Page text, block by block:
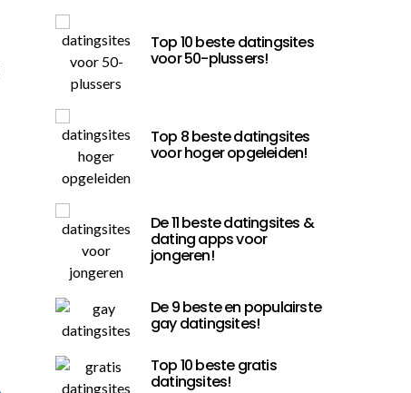
Top 10 beste datingsites
voor 50-plussers!
Top 8 beste datingsites
voor hoger opgeleiden!
De 11 beste datingsites &
dating apps voor
jongeren!
De 9 beste en populairste
gay datingsites!
Top 10 beste gratis
datingsites!